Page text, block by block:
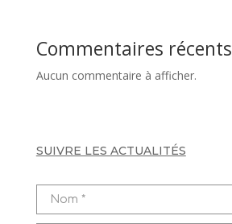
Commentaires récents
Aucun commentaire à afficher.
SUIVRE LES ACTUALITÉS